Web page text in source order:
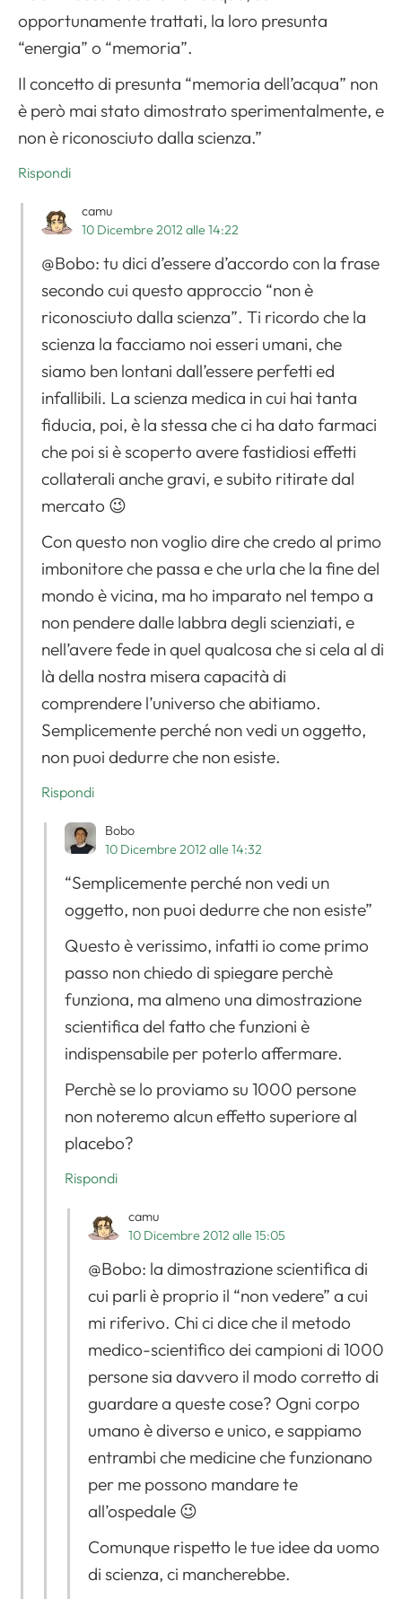
opportunamente trattati, la loro presunta
“energia” o “memoria”.
Il concetto di presunta “memoria dell’acqua” non
è però mai stato dimostrato sperimentalmente, e
non è riconosciuto dalla scienza.”
Rispondi
camu
10 Dicembre 2012 alle 14:22
@Bobo: tu dici d’essere d’accordo con la frase
secondo cui questo approccio “non è
riconosciuto dalla scienza”. Ti ricordo che la
scienza la facciamo noi esseri umani, che
siamo ben lontani dall’essere perfetti ed
infallibili. La scienza medica in cui hai tanta
fiducia, poi, è la stessa che ci ha dato farmaci
che poi si è scoperto avere fastidiosi effetti
collaterali anche gravi, e subito ritirate dal
mercato 😉
Con questo non voglio dire che credo al primo
imbonitore che passa e che urla che la fine del
mondo è vicina, ma ho imparato nel tempo a
non pendere dalle labbra degli scienziati, e
nell’avere fede in quel qualcosa che si cela al di
là della nostra misera capacità di
comprendere l’universo che abitiamo.
Semplicemente perché non vedi un oggetto,
non puoi dedurre che non esiste.
Rispondi
Bobo
10 Dicembre 2012 alle 14:32
“Semplicemente perché non vedi un
oggetto, non puoi dedurre che non esiste”
Questo è verissimo, infatti io come primo
passo non chiedo di spiegare perchè
funziona, ma almeno una dimostrazione
scientifica del fatto che funzioni è
indispensabile per poterlo affermare.
Perchè se lo proviamo su 1000 persone
non noteremo alcun effetto superiore al
placebo?
Rispondi
camu
10 Dicembre 2012 alle 15:05
@Bobo: la dimostrazione scientifica di
cui parli è proprio il “non vedere” a cui
mi riferivo. Chi ci dice che il metodo
medico-scientifico dei campioni di 1000
persone sia davvero il modo corretto di
guardare a queste cose? Ogni corpo
umano è diverso e unico, e sappiamo
entrambi che medicine che funzionano
per me possono mandare te
all’ospedale 😉
Comunque rispetto le tue idee da uomo
di scienza, ci mancherebbe.